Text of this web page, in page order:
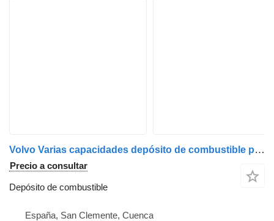
Volvo Varias capacidades depósito de combustible para camión
Precio a consultar
Depósito de combustible
España, San Clemente, Cuenca